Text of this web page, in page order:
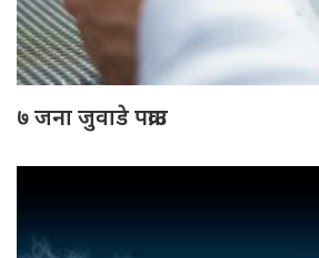
७ जना जुवाडे पक्राउ